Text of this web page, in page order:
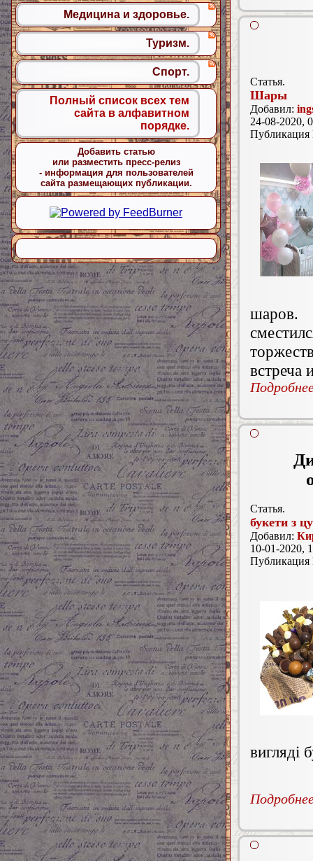
Статья.
Шары
Добавил:
24-08-2020,
шаров.
встреча
Статья.
букети з
Добавил:
10-01-2020,
вигляді
Медицина и здоровье.
Туризм.
Спорт.
Полный список всех тем
сайта в алфавитном
порядке.
Добавить статью
или разместить пресс-релиз
- информация для пользователей
сайта размещающих публикации.